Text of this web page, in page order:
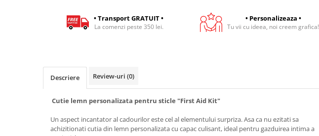
• Transport GRATUIT •
La comenzi peste 350 lei.
• Personalizeaza •
Tu vii cu ideea, noi creem grafica!
Descriere Review-uri (0)
Cutie lemn personalizata pentru sticle "First Aid Kit"
Un aspect incantator al cadourilor este cel al elementului surpriza. Asa ca nu ezitati sa
achizitionati cutia din lemn personalizata cu capac culisant, ideal pentru gazduirea intima a